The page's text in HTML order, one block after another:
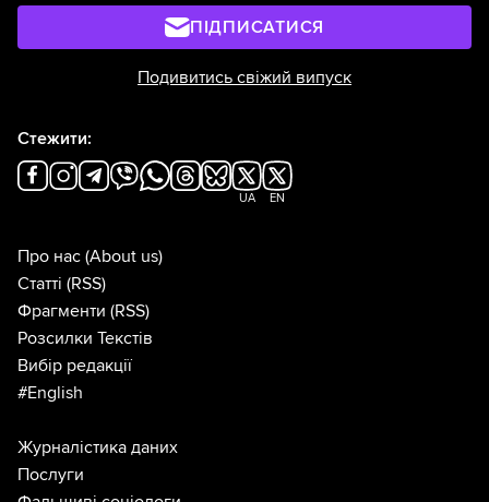
ПІДПИСАТИСЯ
Подивитись свіжий випуск
Стежити:
UA EN
Про нас (About us)
Статті (RSS)
Фрагменти (RSS)
Розсилки Текстів
Вибір редакції
#English
Журналістика даних
Послуги